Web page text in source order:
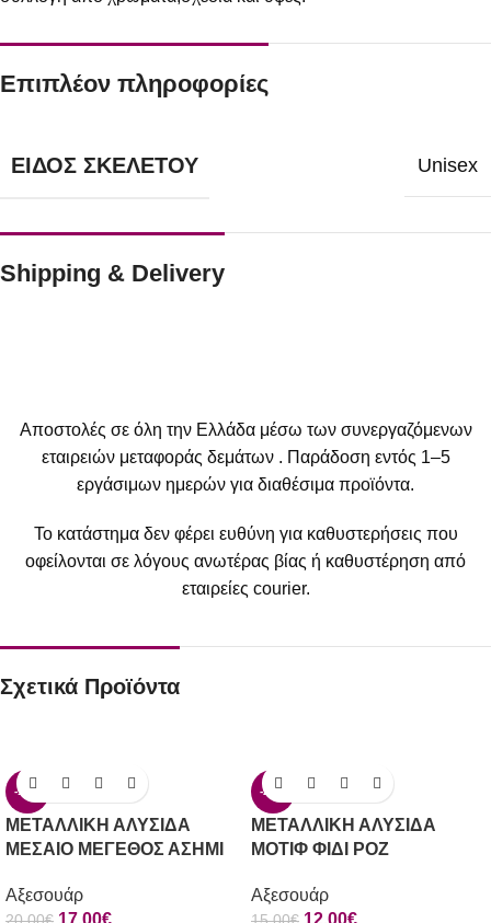
Επιπλέον πληροφορίες
ΕΊΔΟΣ ΣΚΕΛΕΤΟΎ Unisex
Shipping & Delivery
Αποστολές σε όλη την Ελλάδα μέσω των συνεργαζόμενων
εταιρειών μεταφοράς δεμάτων . Παράδοση εντός 1–5
εργάσιμων ημερών για διαθέσιμα προϊόντα.
Το κατάστημα δεν φέρει ευθύνη για καθυστερήσεις που
οφείλονται σε λόγους ανωτέρας βίας ή καθυστέρηση από
εταιρείες courier.
Σχετικά Προϊόντα
-15%
ΜΕΤΑΛΛΙΚΗ ΑΛΥΣΙΔΑ
ΜΕΣΑΙΟ ΜΕΓΕΘΟΣ ΑΣΗΜΙ
Αξεσουάρ
-20%
ΜΕΤΑΛΛΙΚΗ ΑΛΥΣΙΔΑ
ΜΟΤΙΦ ΦΙΔΙ ΡΟΖ
Αξεσουάρ